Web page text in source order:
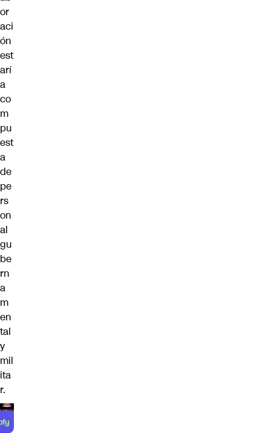
or
aci
ón
est
arí
a
co
m
pu
est
a
de
pe
rs
on
al
gu
be
rn
a
m
en
tal
y
mil
ita
r.